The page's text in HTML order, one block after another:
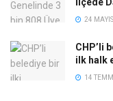
İlçede
24
CHP’li
ilk halk
14